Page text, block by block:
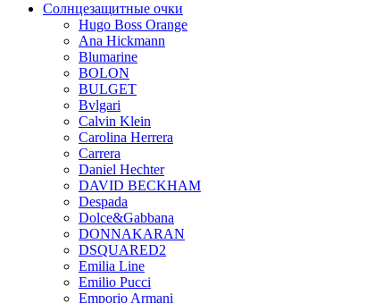
Солнцезащитные очки
Hugo Boss Orange
Ana Hickmann
Blumarine
BOLON
BULGET
Bvlgari
Calvin Klein
Carolina Herrera
Carrera
Daniel Hechter
DAVID BECKHAM
Despada
Dolce&Gabbana
DONNAKARAN
DSQUARED2
Emilia Line
Emilio Pucci
Emporio Armani